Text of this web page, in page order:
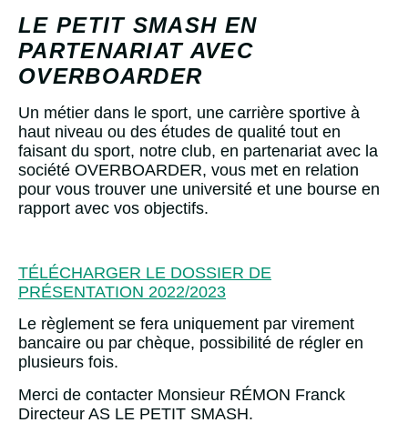
LE PETIT SMASH EN
PARTENARIAT AVEC
OVERBOARDER
Un métier dans le sport, une carrière sportive à
haut niveau ou des études de qualité tout en
faisant du sport, notre club, en partenariat avec la
société OVERBOARDER, vous met en relation
pour vous trouver une université et une bourse en
rapport avec vos objectifs.
TÉLÉCHARGER LE DOSSIER DE
PRÉSENTATION 2022/2023
Le règlement se fera uniquement par virement
bancaire ou par chèque, possibilité de régler en
plusieurs fois.
Merci de contacter Monsieur RÉMON Franck
Directeur AS LE PETIT SMASH.